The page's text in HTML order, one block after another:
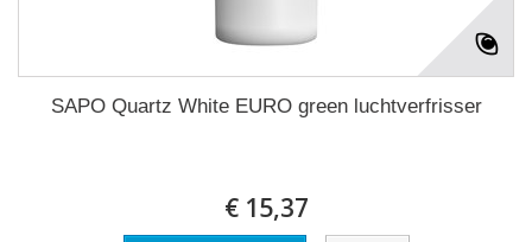
SAPO Quartz White EURO green luchtverfrisser
€ 15,37